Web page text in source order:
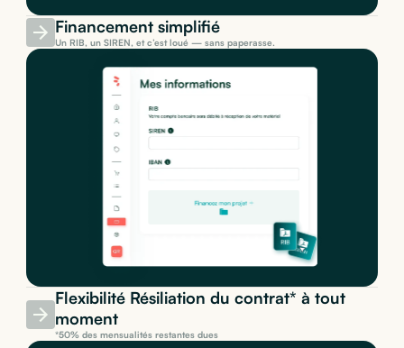
Financement simplifié
Un RIB, un SIREN, et c’est loué — sans paperasse.
Flexibilité Résiliation du contrat* à tout
moment
*50% des mensualités restantes dues